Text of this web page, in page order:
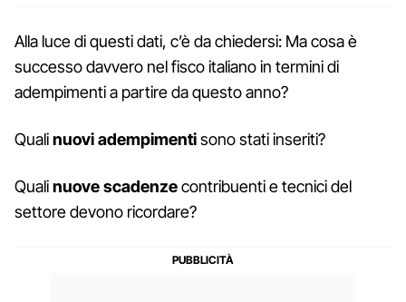
Alla luce di questi dati, c’è da chiedersi: Ma cosa è
successo davvero nel fisco italiano in termini di
adempimenti a partire da questo anno?
Qualinuovi adempimentisono stati inseriti?
Qualinuove scadenzecontribuenti e tecnici del
settore devono ricordare?